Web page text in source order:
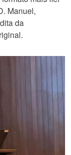
Manuel,
da